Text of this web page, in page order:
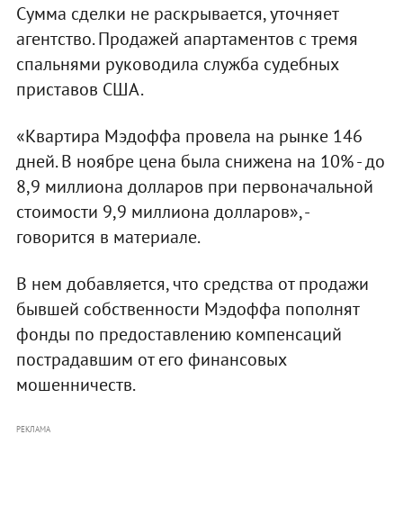
Сумма сделки не раскрывается, уточняет
агентство. Продажей апартаментов с тремя
спальнями руководила служба судебных
приставов США.
«Квартира Мэдоффа провела на рынке 146
дней. В ноябре цена была снижена на 10% - до
8,9 миллиона долларов при первоначальной
стоимости 9,9 миллиона долларов», -
говорится в материале.
В нем добавляется, что средства от продажи
бывшей собственности Мэдоффа пополнят
фонды по предоставлению компенсаций
пострадавшим от его финансовых
мошенничеств.
РЕКЛАМА